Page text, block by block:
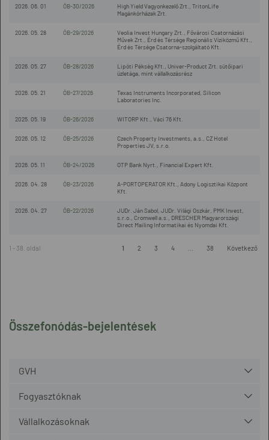
Összefonódás-bejelentések
GVH
Fogyasztóknak
Vállalkozásoknak
2026. 06. 01 ÖB-30/2026
High Yield Vagyonkezelő Zrt., TritonLife
Magánkórházak Zrt.
2026. 05. 28 ÖB-29/2026
Veolia Invest Hungary Zrt., Fővárosi Csatornázási
Művek Zrt., Érd és Térsége Regionális Víziközmű Kft.,
Érd és Térsége Csatorna-szolgáltató Kft.
2026. 05. 27 ÖB-28/2026
Lipóti Pékség Kft., Univer-Product Zrt. sütőipari
üzletága, mint vállalkozásrész
2026. 05. 21 ÖB-27/2026
Texas Instruments Incorporated, Silicon
Laboratories Inc.
2025. 05. 19 ÖB-26/2026 WITORP Kft., Váci 76 Kft.
2026. 05. 12 ÖB-25/2026
Czech Property Investments, a.s., CZ Hotel
Properties JV, s.r.o.
2026. 05. 11 ÖB-24/2026 OTP Bank Nyrt., Financial Expert Kft.
2026. 04. 28 ÖB-23/2026
A-PORTOPERATOR Kft., Adony Logisztikai Központ
Kft.
2026. 04. 27 ÖB-22/2026
JUDr. Ján Sabol, JUDr. Világi Oszkár, PMK Invest,
s.r.o., Cromwell a.s., DRESCHER Magyarországi
Direct Mailing Informatikai és Nyomdai Kft.
1 - 38. oldal 1 2 3 4 38 Következő